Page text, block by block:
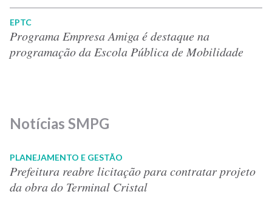
EPTC
Programa Empresa Amiga é destaque na
programação da Escola Pública de Mobilidade
Notícias SMPG
PLANEJAMENTO E GESTÃO
Prefeitura reabre licitação para contratar projeto
da obra do Terminal Cristal